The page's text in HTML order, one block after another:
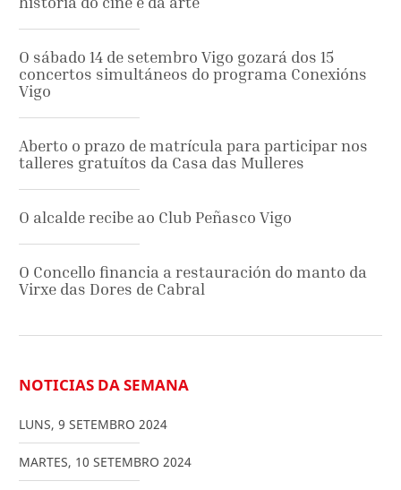
O sábado 14 de setembro Vigo gozará dos 15
concertos simultáneos do programa Conexións
Vigo
Aberto o prazo de matrícula para participar nos
talleres gratuítos da Casa das Mulleres
O alcalde recibe ao Club Peñasco Vigo
O Concello financia a restauración do manto da
Virxe das Dores de Cabral
NOTICIAS DA SEMANA
LUNS, 9 SETEMBRO 2024
MARTES, 10 SETEMBRO 2024